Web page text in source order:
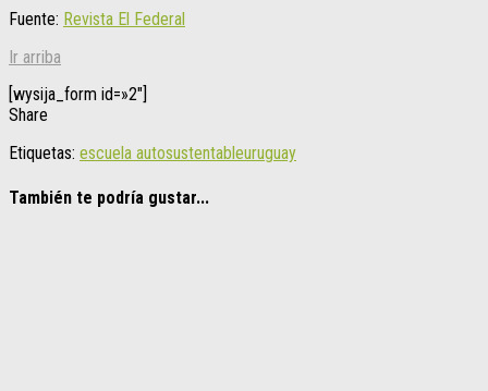
Fuente: Revista El Federal
Ir arriba
[wysija_form id=»2″]
Share
Etiquetas: escuela autosustentableuruguay
También te podría gustar...